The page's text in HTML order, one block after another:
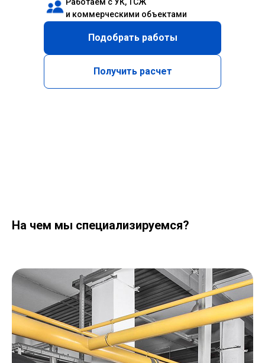
и коммерческими объектами
Подобрать работы
Получить расчет
На чем мы специализируемся?